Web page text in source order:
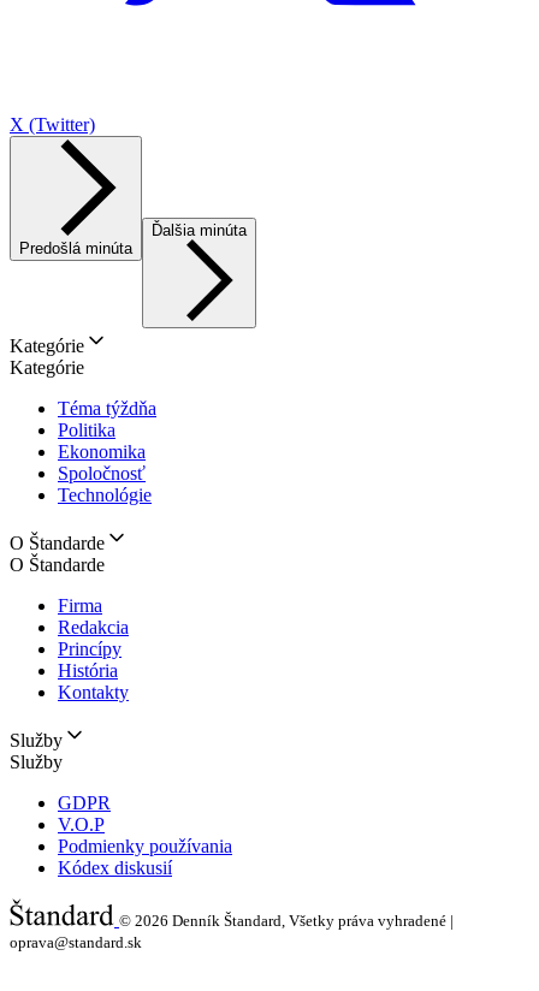
X (Twitter)
Predošlá minúta
Ďalšia minúta
Kategórie
Kategórie
Téma týždňa
Politika
Ekonomika
Spoločnosť
Technológie
O Štandarde
O Štandarde
Firma
Redakcia
Princípy
História
Kontakty
Služby
Služby
GDPR
V.O.P
Podmienky používania
Kódex diskusií
© 2026 Denník Štandard, Všetky práva vyhradené |
oprava@standard.sk